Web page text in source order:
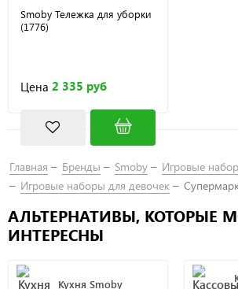
Smoby Тележка для уборки
(1776)
Цена 2 335 руб
Главная Бренды Smoby
Игровые
Игровые наборы для девочек
АЛЬТЕРНАТИВЫ, КОТОРЫЕ
ИНТЕРЕСНЫ
Кухня Smoby